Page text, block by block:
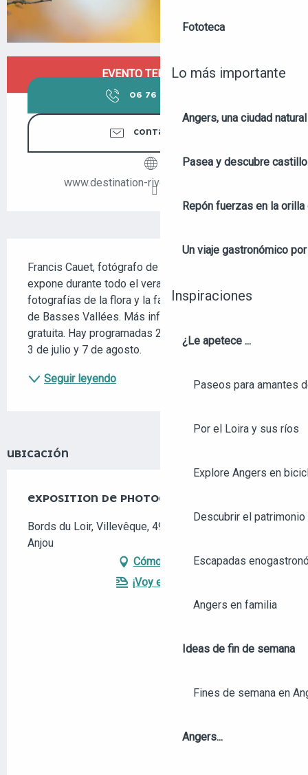
Fototeca
Lo más importante
Angers, una ciudad natural
Pasea y descubre
Repón fuerzas en la orilla
Un viaje gastronómico
Inspiraciones
¿Le apetece ...
Paseos para amantes
Por el Loira y sus ríos
Explore Angers en
Descubrir el
Escapadas
Angers en familia
Ideas de fin de semana
Fines de semana en
Angers...
HORARIOS Y DATOS DE CONTACTO
EVENTO TERMINADO
06 76 29 73
CONTÁCTENOS
www.destination-rivesduloirenanjou.fr
Francis Cauet, fotógrafo de fauna y naturaleza,
expone durante todo el verano, a orillas del Loir, sus
fotografías de la flora y la fauna de los Angevines
de Basses Vallées. Más información: Entrada
gratuita. Hay programadas 2 visitas guiadas los días
3 de julio y 7 de agosto.
Seguir leyendo
UBICACIÓN
EXPOSITION DE PHOTOGRAPHIES NATURE
Bords du Loir, Villevêque, 49140 Rives-du-Loir-en-
Anjou
Cómo llegar
¡Voy en tren!